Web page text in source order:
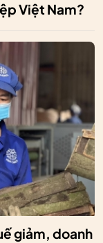
Việt Nam?
giảm, doanh